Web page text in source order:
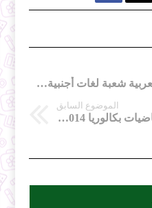
تصحيح موضوع اللغة العربية شعبة لغات أجنبية 2104
الموضوع السابق
تصحيح مقترح لموضوع الرياضيات بكالوريا 2014 شعب أدبية